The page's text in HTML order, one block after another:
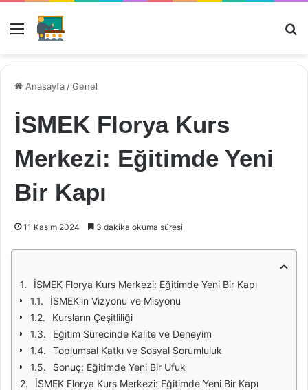
Menü
Anasayfa /Genel
İSMEK Florya Kurs
Merkezi: Eğitimde Yeni
Bir Kapı
11 Kasım 2024 3 dakika okuma süresi
İSMEK Florya Kurs Merkezi: Eğitimde Yeni Bir Kapı
İSMEK'in Vizyonu ve Misyonu
Kursların Çeşitliliği
Eğitim Sürecinde Kalite ve Deneyim
Toplumsal Katkı ve Sosyal Sorumluluk
Sonuç: Eğitimde Yeni Bir Ufuk
İSMEK Florya Kurs Merkezi: Eğitimde Yeni Bir Kapı